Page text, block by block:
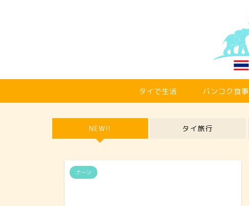
タイで生活 バンコク食事
NEW!! タイ旅行
ナーン